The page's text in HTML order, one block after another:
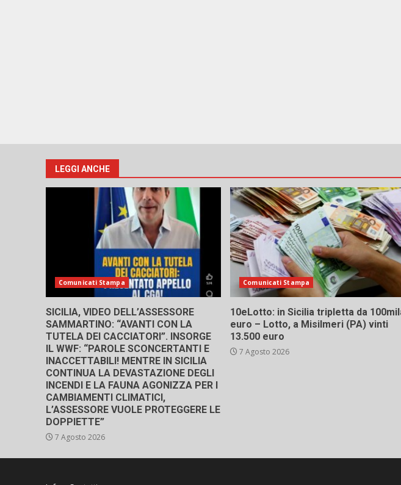
LEGGI ANCHE
Comunicati Stampa
SICILIA, VIDEO DELL’ASSESSORE
SAMMARTINO: “AVANTI CON LA
TUTELA DEI CACCIATORI”. INSORGE
IL WWF: “PAROLE SCONCERTANTI E
INACCETTABILI! MENTRE IN SICILIA
CONTINUA LA DEVASTAZIONE DEGLI
INCENDI E LA FAUNA AGONIZZA PER I
CAMBIAMENTI CLIMATICI,
L’ASSESSORE VUOLE PROTEGGERE LE
DOPPIETTE”
7 Agosto 2026
Comunicati Stampa
10eLotto: in Sicilia tripletta da
euro – Lotto, a Misilmeri (PA) vinti
13.500 euro
7 Agosto 2026